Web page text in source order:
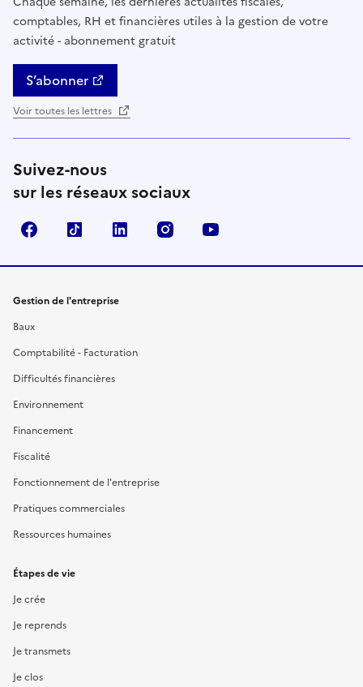
comptables, RH et financières utiles à la gestion de votre
activité - abonnement gratuit
S’abonner
Voir toutes les lettres
Suivez-nous
sur les réseaux sociaux
FacebookTikTok Linkedin Instagram
Gestion de l'entreprise
Baux
Comptabilité - Facturation
Difficultés financières
Environnement
Financement
Fiscalité
Fonctionnement de l'entreprise
Pratiques commerciales
Ressources humaines
Étapes de vie
Je crée
Je reprends
Je transmets
Je clos